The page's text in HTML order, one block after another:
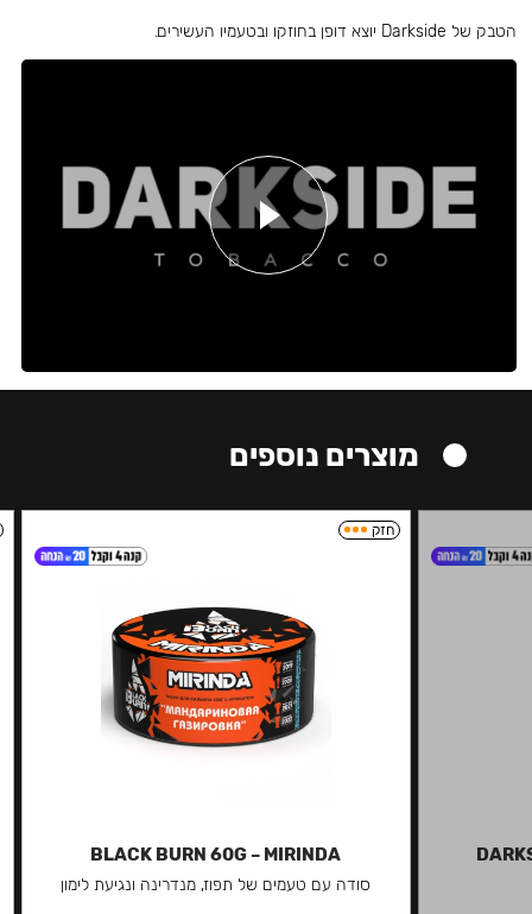
הטבק של Darkside יוצא דופן בחוזקו ובטעמיו העשירים.
מוצרים נוספים
חזק
BLACK BURN 60G – MIRINDA
סודה עם טעמים של תפוז, מנדרינה ונגיעת לימון